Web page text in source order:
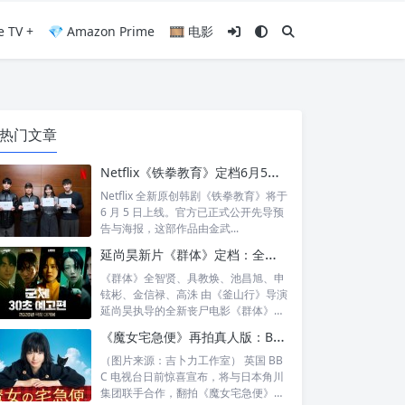
TV + 💎 Amazon Prime 🎞️ 电影
热门文章
Netflix《铁拳教育》定档6月5日：金武烈、李星民集结出击，这次要用铁腕重整失控校园
Netflix 全新原创韩剧《铁拳教育》将于
6 月 5 日上线。官方已正式公开先导预
告与海报，这部作品由金武...
延尚昊新片《群体》定档：全智贤时隔11年回归大银幕，池昌旭、具教焕联手闯丧尸危机
《群体》全智贤、具教焕、池昌旭、申
铉彬、金信禄、高洙 由《釜山行》导演
延尚昊执导的全新丧尸电影《群体》正
《魔女宅急便》再拍真人版：BBC 联手角川打造“英国版”剧集
（图片来源：吉卜力工作室） 英国 BB
C 电视台日前惊喜宣布，将与日本角川
集团联手合作，翻拍《魔女宅急便》的